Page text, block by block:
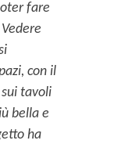
fare
con il
tavoli
bella e
ha